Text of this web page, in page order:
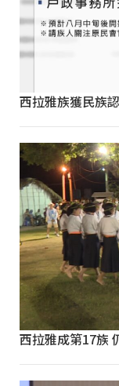
西拉雅族獲民族
西拉雅成第17族